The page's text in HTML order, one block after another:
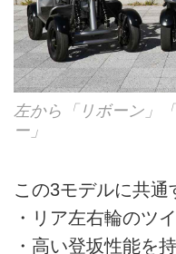
左から「リボーン」
ー」
この3モデルに共通
・リア左右輪のツ
・高い登坂性能を